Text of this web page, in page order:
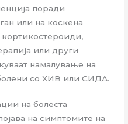
поради
или на коскена
кортикостероиди,
или други
намалување на
со ХИВ или СИДА.
на болеста
на симптомите на